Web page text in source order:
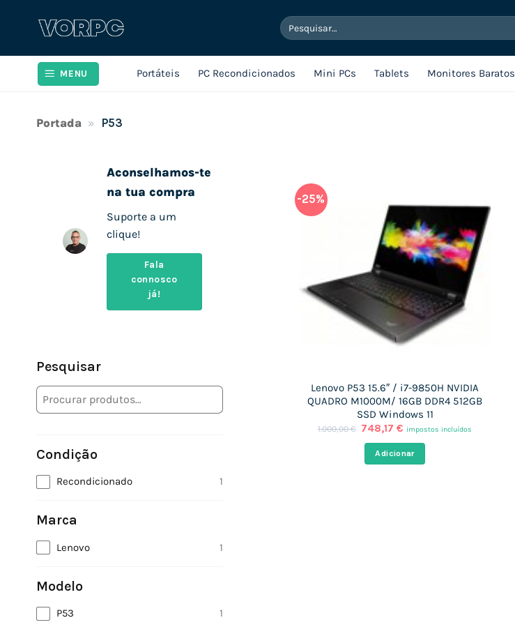
Pesquisar
por:
MENU Portáteis PC Recondicionados Mini PCs Tablets Monitores Baratos
Portada » P53
Aconselhamos-te
na tua compra
Suporte a um
clique!
Fala
connosco
já!
Pesquisar
Condição
Recondicionado 1
Marca
Lenovo 1
Modelo
P53 1
-25%
Lenovo P53 15.6″ / i7-9850H NVIDIA
QUADRO M1000M/ 16GB DDR4 512GB
SSD Windows 11
1.000,00€ O
original
era:
748,17€ O
atual
é:
impostos incluídos
Adicionar